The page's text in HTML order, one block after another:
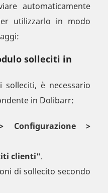
automaticamente
utilizzarlo in modo
solleciti in
è necessario
in Dolibarr:
Configurazione >
clienti".
di sollecito secondo